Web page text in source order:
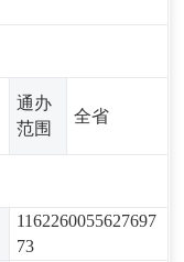
通办
范围
全省
1162260055627697
73